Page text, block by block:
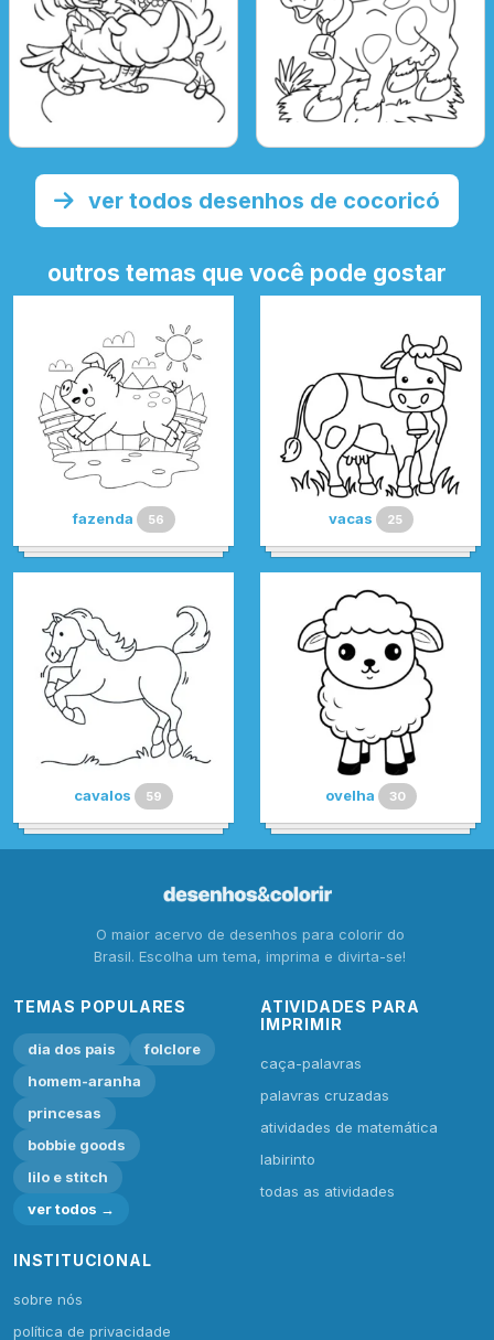
ver todos desenhos de cocoricó
outros temas que você pode gostar
fazenda 56 vacas 25
cavalos 59 ovelha 30
O maior acervo de desenhos para colorir do
Brasil. Escolha um tema, imprima e divirta-se!
TEMAS POPULARES
dia dos pais
folclore
homem-aranha
princesas
bobbie goods
lilo e stitch
ver todos →
ATIVIDADES PARA
IMPRIMIR
caça-palavras
palavras cruzadas
atividades de matemática
labirinto
todas as atividades
INSTITUCIONAL
sobre nós
política de privacidade